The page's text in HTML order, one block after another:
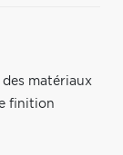
matériaux
finition